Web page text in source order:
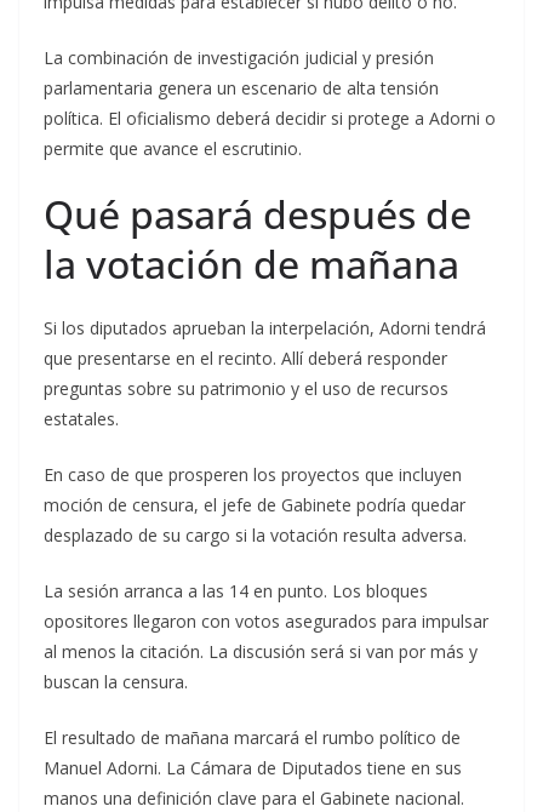
La combinación de investigación judicial y presión
parlamentaria genera un escenario de alta tensión
política. El oficialismo deberá decidir si protege a Adorni o
permite que avance el escrutinio.
Qué pasará después de
la votación de mañana
Si los diputados aprueban la interpelación, Adorni tendrá
que presentarse en el recinto. Allí deberá responder
preguntas sobre su patrimonio y el uso de recursos
estatales.
En caso de que prosperen los proyectos que incluyen
moción de censura, el jefe de Gabinete podría quedar
desplazado de su cargo si la votación resulta adversa.
La sesión arranca a las 14 en punto. Los bloques
opositores llegaron con votos asegurados para impulsar
al menos la citación. La discusión será si van por más y
buscan la censura.
El resultado de mañana marcará el rumbo político de
Manuel Adorni. La Cámara de Diputados tiene en sus
manos una definición clave para el Gabinete nacional.